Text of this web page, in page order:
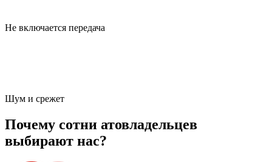
Не включается передача
Шум и срежет
Почему сотни атовладельцев
выбирают нас?